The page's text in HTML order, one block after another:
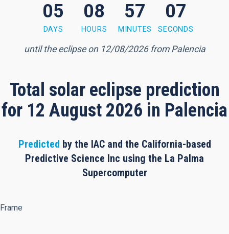
6 seconds
05
DAYS
08
HOURS
57
MINUTES
06
SECONDS
until the eclipse on 12/08/2026 from Palencia
Total solar eclipse prediction
for 12 August 2026 in Palencia
Predicted by the IAC and the California-based
Predictive Science Inc using the La Palma
Supercomputer
Frame